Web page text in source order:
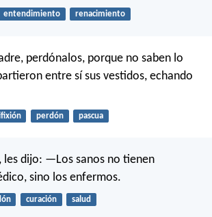
entendimiento renacimiento
perdónalos, porque no saben lo
entre sí sus vestidos, echando
perdón pascua
les dijo: —Los sanos no tienen
sino los enfermos.
curación salud